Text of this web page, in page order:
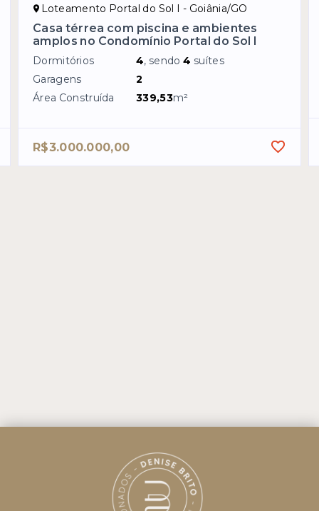
Loteamento Portal do Sol I - Goiânia/GO
Casa térrea com piscina e ambientes
amplos no Condomínio Portal do Sol I
Dormitórios 4, sendo4 suítes
Garagens
2
Área Construída
339,53m²
R$3.000.000,00